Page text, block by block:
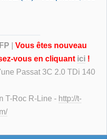
Vous êtes nouveau
vous en cliquant ici !
Passat 3C 2.0 TDi 140
T-Roc R-Line - http://t-